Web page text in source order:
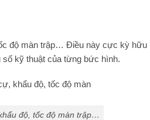
độ màn trập… Điều này cực kỳ hữu
kỹ thuật của từng bức hình.
độ, tốc độ màn trập…